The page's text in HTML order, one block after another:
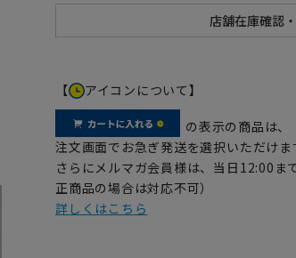
【 アイコンについて】
の表示の商品は、
注文画面でお急ぎ発送を選択いただけま
さらにメルマガ会員様は、当日12:00ま
正商品の場合は対応不可）
詳しくはこちら